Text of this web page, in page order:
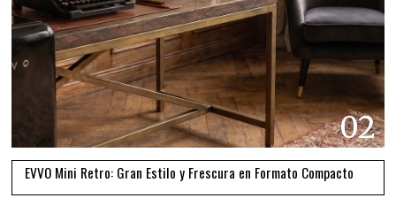
02
EVVO Mini Retro: Gran Estilo y Frescura en Formato Compacto